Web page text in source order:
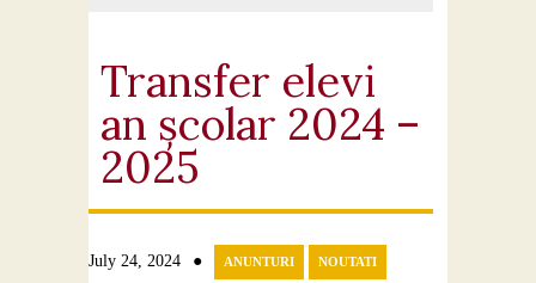
Transfer elevi
an școlar 2024 –
2025
July 24, 2024 ● ANUNTURI NOUTATI